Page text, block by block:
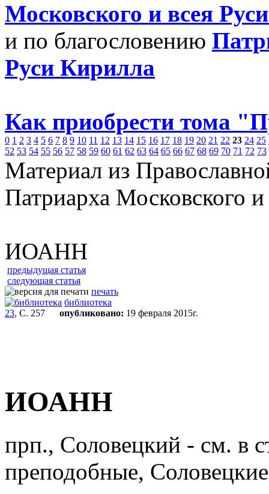
Московского и всея
и по благословению
Руси Кирилла
Как приобрести тома
0 1 2 3 4 5 6 7 8 9 10 11 12 13 14 15 16 17 18 19 20 21 22 23 24 25
52 53 54 55 56 57 58 59 60 61 62 63 64 65 66 67 68 69 70 71 72 73
Материал из
Патриарха Московского
ИОАНН
предыдущая статья
следующая статья
печать
библиотека
23, С. 257 опубликовано: 19 февраля 2015г.
ИОАНН
прп., Соловецкий - см. в
преподобные,